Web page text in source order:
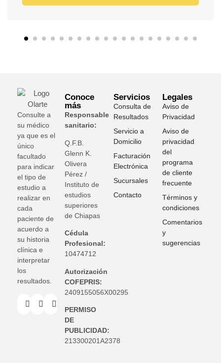
Consulte a
su médico
ya que es el
único
facultado
para indicar
el tipo de
estudio a
realizar en
cada
paciente de
acuerdo a
su historia
clínica e
interpretar
los
resultados.
Conoce
más
Responsable
sanitario:
Q.F.B.
Glenn K
Olivera
Pérez /
Instituto de
estudios
superiores
de Chiapas
Cédula
Profesional:
10474712
Autorización
COFEPRIS:
2409155056X00295
PERMISO
DE
PUBLICIDAD:
213300201A2378
Servicios
Consulta de
Resultados
Servicio a
Domicilio
Facturación
Electrónica
Sucursales
Contacto
Legales
Aviso de
Privacidad
Aviso de
privacidad
del
programa
de cliente
frecuente
Términos y
condiciones
Comentarios
y
sugerencias